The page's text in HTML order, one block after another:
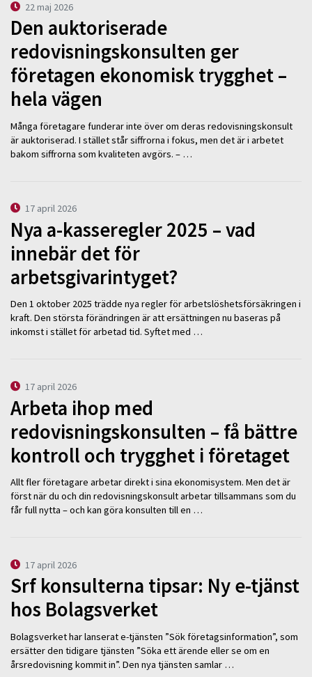
22 maj 2026
Den auktoriserade
redovisningskonsulten ger
företagen ekonomisk trygghet –
hela vägen
Många företagare funderar inte över om deras redovisningskonsult
är auktoriserad. I stället står siffrorna i fokus, men det är i arbetet
bakom siffrorna som kvaliteten avgörs. – …
17 april 2026
Nya a-kasseregler 2025 – vad
innebär det för
arbetsgivarintyget?
Den 1 oktober 2025 trädde nya regler för arbetslöshetsförsäkringen i
kraft. Den största förändringen är att ersättningen nu baseras på
inkomst i stället för arbetad tid. Syftet med …
17 april 2026
Arbeta ihop med
redovisningskonsulten – få bättre
kontroll och trygghet i företaget
Allt fler företagare arbetar direkt i sina ekonomisystem. Men det är
först när du och din redovisningskonsult arbetar tillsammans som du
får full nytta – och kan göra konsulten till en …
17 april 2026
Srf konsulterna tipsar: Ny e-tjänst
hos Bolagsverket
Bolagsverket har lanserat e-tjänsten ”Sök företagsinformation”, som
ersätter den tidigare tjänsten ”Söka ett ärende eller se om en
årsredovisning kommit in”. Den nya tjänsten samlar …